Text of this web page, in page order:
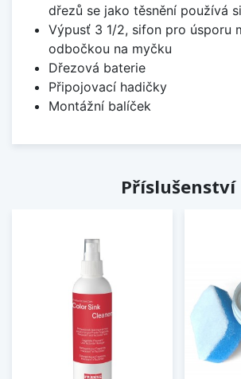
dřezů se jako těsnění používá
Výpusť 3 1/2, sifon pro úsporu
odbočkou na myčku
Dřezová baterie
Připojovací hadičky
Montážní balíček
Příslušenství